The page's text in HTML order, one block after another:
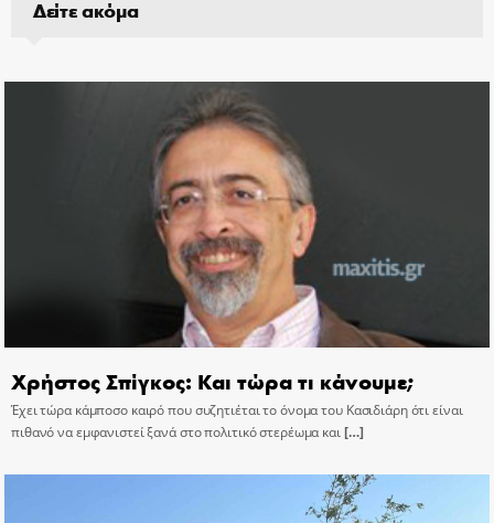
Δείτε ακόμα
Χρήστος Σπίγκος: Και τώρα τι κάνουμε;
Έχει τώρα κάμποσο καιρό που συζητιέται το όνομα του Κασιδιάρη ότι είναι
πιθανό να εμφανιστεί ξανά στο πολιτικό στερέωμα και[…]